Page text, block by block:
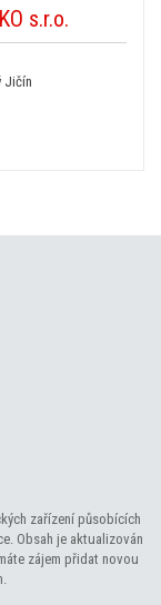
s.r.o.
Jičín
zařízení působících
Obsah je aktualizován
zájem přidat novou